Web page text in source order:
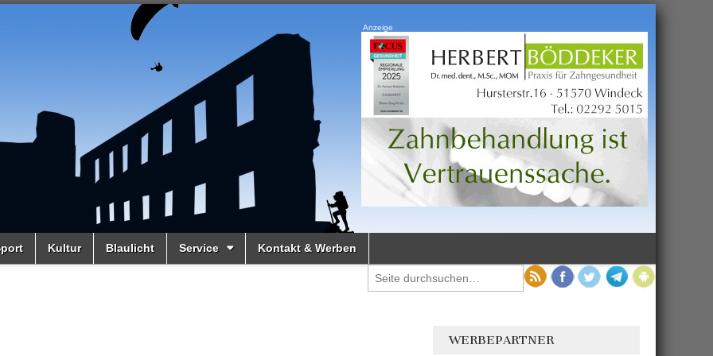
Anzeige
Kultur Blaulicht Service Kontakt & Werben
WERBEPARTNER